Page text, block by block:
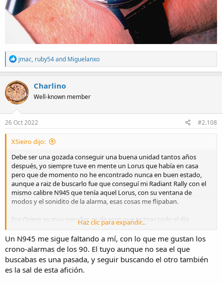
R
e
a
c
t
i
o
n
s
jmac, ruby54and Miguelanxo
Charlino
Well-known member
26 Oct 2022 #2.108
XSieiro dijo:
Debe ser una gozada conseguir una buena unidad tantos años
después, yo siempre tuve en mente un Lorus que había en casa
pero que de momento no he encontrado nunca en buen estado,
aunque a raiz de buscarlo fue que conseguí mi Radiant Rally con el
mismo calibre N945 que tenía aquel Lorus, con su ventana de
modos y el sonidito de la alarma, esas cosas me flipaban.
Ese Orient es muy peculiar, es de esos que te tiras todo el día
mirando las partes aplicadas y los detalles, moviéndolo para que
pille reflejos... (que frikis somos
) y además seguro que funciona
como un reloj nuevo. Me estoy acordando ahora de tu Orient verde
que también tiene una maravilla de índices aplicados, otro relojazo.
Tú sabes que yo no soy muy de relojes de vestir, pero cuando te veo
Haz clic para expandir...
Un N945 me sigue faltando a mí, con lo que me gustan los
crono-alarmas de los 90. El tuyo aunque no sea el que
buscabas es una pasada, y seguir buscando el otro también
es la sal de esta afición.